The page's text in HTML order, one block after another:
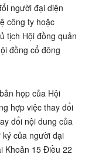
người đại diện
công ty hoặc
tịch Hội đồng quản
đồng cổ đông
họp của Hội
hợp việc thay đổi
đổi nội dung của
của người đại
Khoản 15 Điều 22